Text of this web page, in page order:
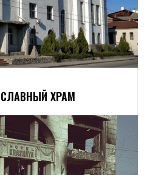
ХРАМ